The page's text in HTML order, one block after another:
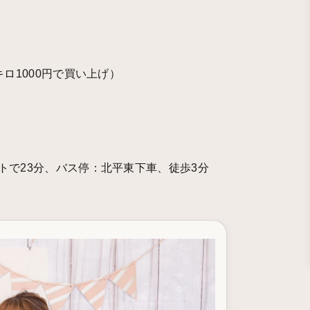
1000円で買い上げ）
23分、バス停：北平東下車、徒歩3分